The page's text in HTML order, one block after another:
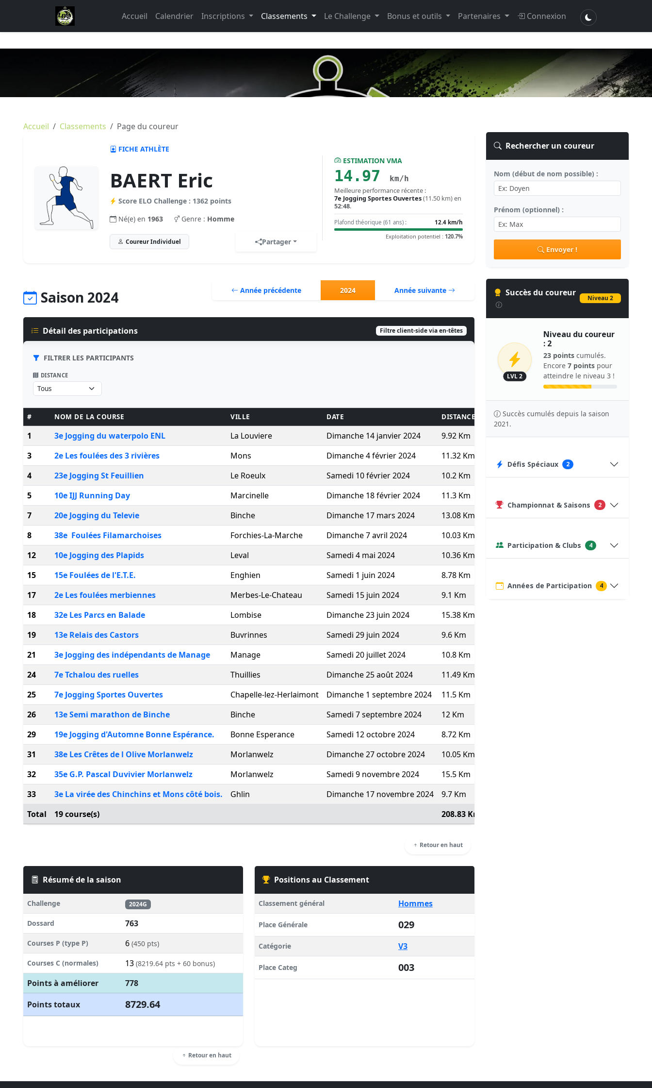
Accueil Calendrier Inscriptions Classements Le Challenge Bonus et outils Partenaires Connexion
Accueil Classements Page du coureur
FICHE ATHLÈTE
BAERT Eric
Score ELO Challenge : 1362 points
Né(e) en 1963 Genre : Homme
Coureur Individuel Partager
ESTIMATION VMA
14.97 km/h
Meilleure performance récente :
7e Jogging Sportes Ouvertes(11.50 km) en
52:48.
Plafond théorique (61 ans) :
12.4 km/h
Exploitation potentiel : 120.7%
Saison 2024 Année précédente 2024 Année suivante
Détail des participations Filtre client-side via en-têtes
FILTRER LES PARTICIPANTS
DISTANCE
# NOM DE LA COURSE VILLE DATE DISTANCE KM/H TPS/KM TEMPS POINTS
1 3e Jogging du waterpolo ENL La Louviere Dimanche 14 janvier 2024 9.92 Km 12.53 4'47'' 47:29 770 (Pas top 10 ⇒
3 2e Les foulées des 3 rivières Mons Dimanche 4 février 2024 11.32 Km
4
23e Jogging St Feuillien Le Roeulx Samedi 10 février 2024 10.2 Km 13.36 4'30'' 45:49
815
5
10e IJJ Running Day Marcinelle Dimanche 18 février 2024 11.3 Km
7 20e Jogging du Televie Binche Dimanche 17 mars 2024 13.08 Km 13.32 4'30'' 58:56
850
8
38e Foulées Filamarchoises Forchies-La-Marche Dimanche 7 avril 2024 10.03 Km
12 10e Jogging des Plapids Leval Samedi 4 mai 2024 10.36 Km
15
15e Foulées de l'E.T.E. Enghien Samedi 1 juin 2024 8.78 Km
17
2e Les foulées merbiennes Merbes-Le-Chateau Samedi 15 juin 2024 9.1 Km
18
32e Les Parcs en Balade Lombise Dimanche 23 juin 2024 15.38 Km
19
13e Relais des Castors Buvrinnes Samedi 29 juin 2024 9.6 Km
21 3e Jogging des indépendants de Manage Manage Samedi 20 juillet 2024 10.8 Km
24 7e Tchalou des ruelles Thuillies Dimanche 25 août 2024 11.49 Km
25
7e Jogging Sportes Ouvertes Chapelle-lez-Herlaimont Dimanche 1 septembre 2024 11.5 Km
26
13e Semi marathon de Binche Binche Samedi 7 septembre 2024 12 Km
29 19e Jogging d'Automne Bonne Espérance. Bonne Esperance Samedi 12 octobre 2024 8.72 Km
31 38e Les Crêtes de l Olive Morlanwelz Morlanwelz Dimanche 27 octobre 2024 10.05 Km
32 35e G.P. Pascal Duvivier Morlanwelz Morlanwelz Samedi 9 novembre 2024 15.5 Km
33
3e La virée des Chinchins et Mons côté bois. Ghlin Dimanche 17 novembre 2024 9.7 Km
Total 19 course(s) 208.83 Km
Retour en haut
Résumé de la saison
Challenge 2024G
Dossard 763
Courses P (type P) 6 (450 pts)
Courses C (normales) 13 (8219.64 pts + 60 bonus)
Points à améliorer
778
Points totaux
8729.64
Retour en haut
Positions au Classement
Classement général Hommes
Place Générale 029
Catégorie V3
Place Categ 003
Rechercher un coureur
Nom (début de nom possible) :
Prénom (optionnel) :
Envoyer !
Succès du coureur
Niveau 2
LVL 2
Niveau du coureur
: 2
23 points cumulés.
Encore 7 points pour
atteindre le niveau 3 !
Succès cumulés depuis la saison
2021.
Défis Spéciaux 2
Championnat & Saisons 2
Participation & Clubs 4
Années de Participation 4